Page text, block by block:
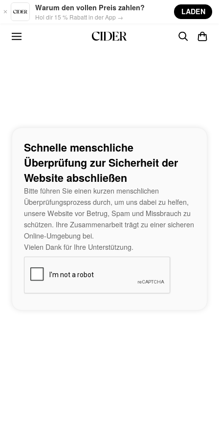
Skip to main content
Warum den vollen Preis zahlen?
Hol dir 15 % Rabatt in der App →
LADEN
Schnelle menschliche
Überprüfung zur Sicherheit der
Website abschließen
Bitte führen Sie einen kurzen menschlichen
Überprüfungsprozess durch, um uns dabei zu helfen,
unsere Website vor Betrug, Spam und Missbrauch zu
schützen. Ihre Zusammenarbeit trägt zu einer sicheren
Online-Umgebung bei.
Vielen Dank für Ihre Unterstützung.